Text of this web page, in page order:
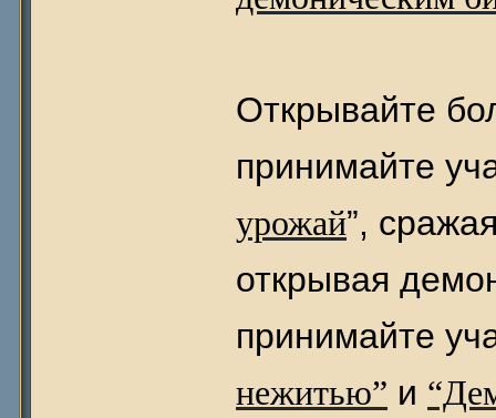
Открывайте
принимайте
урожай”,
открывая
принимайте
нежитью” и